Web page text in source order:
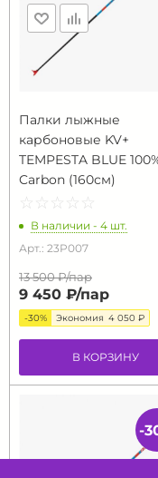
Палки лыжные
карбоновые KV+
TEMPESTA BLUE
Carbon (160см)
☆ ☆ ☆ ☆ ☆
★ ★ ★ ★ ★
В наличии - 4 шт.
Арт.: 23P007
13 500 ₽/пар
9 450 ₽/пар
-30% Экономия 4 050 ₽
В КОРЗИНУ
-